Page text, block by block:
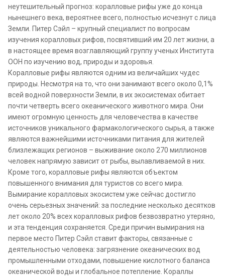
неутешительный прогноз: коралловые рифы уже до конца
нынешнего века, вероятнее всего, полностью исчезнут с лица
Земли. Питер Сэйл – крупный специалист по вопросам
изучения коралловых рифов, посвятивший им 20 лет жизни, а
в настоящее время возглавляющий группу ученых Института
ООН по изучению вод, природы и здоровья.
Коралловые рифы являются одним из величайших чудес
природы. Несмотря на то, что они занимают всего около 0,1%
всей водной поверхности Земли, в их экосистемах обитает
почти четверть всего океанического животного мира. Они
имеют огромную ценность для человечества в качестве
источников уникального фармакологического сырья, а также
являются важнейшими источниками питания для жителей
близлежащих регионов – выживание около 270 миллионов
человек напрямую зависит от рыбы, вылавливаемой в них.
Кроме того, коралловые рифы являются объектом
повышенного внимания для туристов со всего мира.
Вымирание коралловых экосистем уже сейчас достигло
очень серьезных значений: за последние несколько десятков
лет около 20% всех коралловых рифов безвозвратно утеряно,
и эта тенденция сохраняется. Среди причин вымирания на
первое место Питер Сэйл ставит факторы, связанные с
деятельностью человека: загрязнение океанических вод
промышленными отходами, повышение кислотного баланса
океанической воды и глобальное потепление. Кораллы